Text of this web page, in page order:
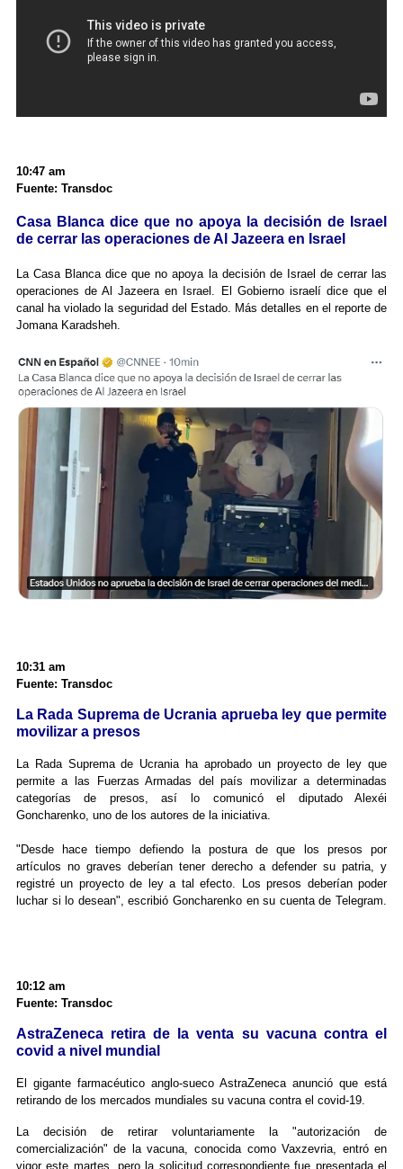
10:47 am
Fuente: Transdoc
Casa Blanca dice que no apoya la decisión de Israel
de cerrar las operaciones de Al Jazeera en Israel
La Casa Blanca dice que no apoya la decisión de Israel de cerrar las
operaciones de Al Jazeera en Israel. El Gobierno israelí dice que el
canal ha violado la seguridad del Estado. Más detalles en el reporte de
Jomana Karadsheh.
10:31 am
Fuente: Transdoc
La Rada Suprema de Ucrania aprueba ley que permite
movilizar a presos
La Rada Suprema de Ucrania ha aprobado un proyecto de ley que
permite a las Fuerzas Armadas del país movilizar a determinadas
categorías de presos, así lo comunicó el diputado Alexéi
Goncharenko, uno de los autores de la iniciativa.
"Desde hace tiempo defiendo la postura de que los presos por
artículos no graves deberían tener derecho a defender su patria, y
registré un proyecto de ley a tal efecto. Los presos deberían poder
luchar si lo desean", escribió Goncharenko en su cuenta de Telegram.
10:12 am
Fuente: Transdoc
AstraZeneca retira de la venta su vacuna contra el
covid a nivel mundial
El gigante farmacéutico anglo-sueco AstraZeneca anunció que está
retirando de los mercados mundiales su vacuna contra el covid-19.
La decisión de retirar voluntariamente la "autorización de
comercialización" de la vacuna, conocida como Vaxzevria, entró en
vigor este martes, pero la solicitud correspondiente fue presentada el